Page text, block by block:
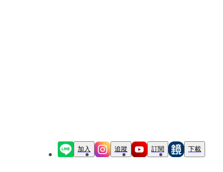
加入 追蹤 訂閱 下載